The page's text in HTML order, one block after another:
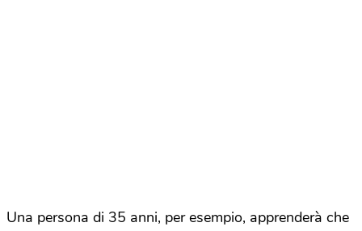
Una persona di 35 anni, per esempio, apprenderà che